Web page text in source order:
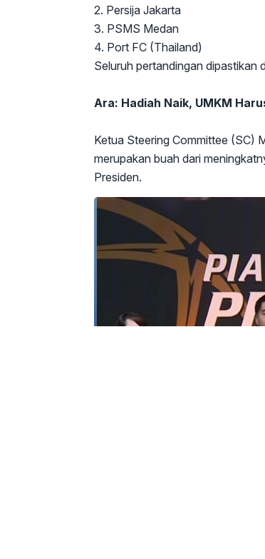
2. Persija Jakarta
3. PSMS Medan
4. Port FC (Thailand)
Seluruh pertandingan dipastikan
Ara: Hadiah Naik, UMKM
Ketua Steering Committee (SC)
merupakan buah dari
Presiden.